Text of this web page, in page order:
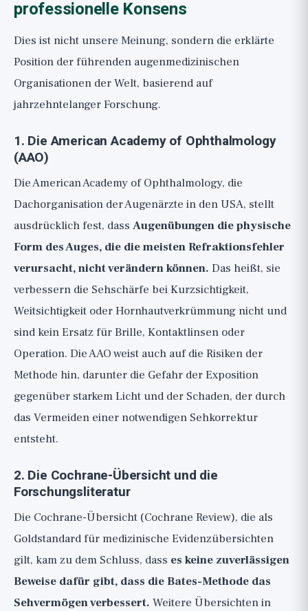
professionelle Konsens
Dies ist nicht unsere Meinung, sondern die erklärte
Position der führenden augenmedizinischen
Organisationen der Welt, basierend auf
jahrzehntelanger Forschung.
1. Die American Academy of Ophthalmology
(AAO)
Die American Academy of Ophthalmology, die
Dachorganisation der Augenärzte in den USA, stellt
ausdrücklich fest, dass Augenübungen die physische
Form des Auges, die die meisten Refraktionsfehler
verursacht, nicht verändern können. Das heißt, sie
verbessern die Sehschärfe bei Kurzsichtigkeit,
Weitsichtigkeit oder Hornhautverkrümmung nicht und
sind kein Ersatz für Brille, Kontaktlinsen oder
Operation. Die AAO weist auch auf die Risiken der
Methode hin, darunter die Gefahr der Exposition
gegenüber starkem Licht und der Schaden, der durch
das Vermeiden einer notwendigen Sehkorrektur
entsteht.
2. Die Cochrane-Übersicht und die
Forschungsliteratur
Die Cochrane-Übersicht (Cochrane Review), die als
Goldstandard für medizinische Evidenzübersichten
gilt, kam zu dem Schluss, dass es keine zuverlässigen
Beweise dafür gibt, dass die Bates-Methode das
Sehvermögen verbessert. Weitere Übersichten in